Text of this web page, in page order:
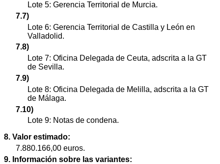
Lote 5: Gerencia Territorial de Murcia.
7.7)
Lote 6: Gerencia Territorial de Castilla y León en
Valladolid.
7.8)
Lote 7: Oficina Delegada de Ceuta, adscrita a la GT
de Sevilla.
7.9)
Lote 8: Oficina Delegada de Melilla, adscrita a la GT
de Málaga.
7.10)
Lote 9: Notas de condena.
8. Valor estimado:
7.880.166,00 euros.
9. Información sobre las variantes: